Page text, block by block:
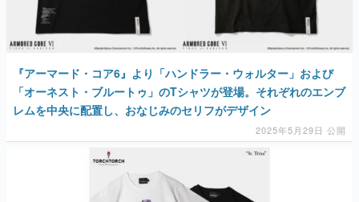
『アーマード・コア6』より「ハンドラー・ウォルター」および
「オーネスト・ブルートゥ」のTシャツが登場。それぞれのエンブ
レムを中央に配置し、おなじみのセリフがデザイン
2025年5月29日 公開